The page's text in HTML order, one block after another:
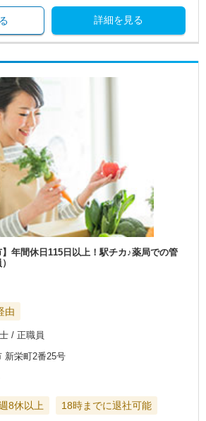
詳細を見る
】年間休日115日以上！駅チカ♪薬局での管
由
/ 正職員
新栄町2番25号
8休以上 18時までに退社可能